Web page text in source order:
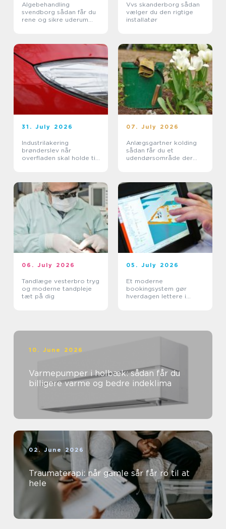
Algebehandling
svendborg sådan får du
rene og sikre uderum
Vvs skanderborg sådan
vælger du den rigtige
installatør
31. July 2026
Industrilakering
brønderslev når
overfladen skal holde til
07. July 2026
Anlægsgartner kolding
sådan får du et
udendørsområde der
06. July 2026
Tandlæge vesterbro tryg
og moderne tandpleje
tæt på dig
05. July 2026
Et moderne
bookingsystem gør
hverdagen lettere i
10. June 2026
Varmepumper i holbæk: sådan får du
billigere varme og bedre indeklima
02. June 2026
Traumaterapi: når gamle sår får ro til at
hele